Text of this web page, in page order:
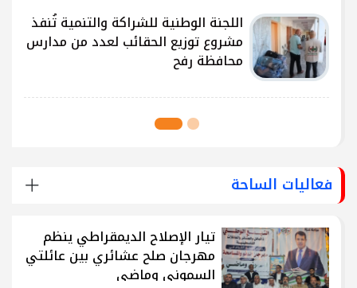
اللجنة الوطنية للشراكة والتنمية تُنفذ
مشروع توزيع الحقائب لعدد من مدارس
محافظة رفح
فعاليات الساحة
تيار الإصلاح الديمقراطي ينظم
مهرجان صلح عشائري بين عائلتي
السموني وماضي